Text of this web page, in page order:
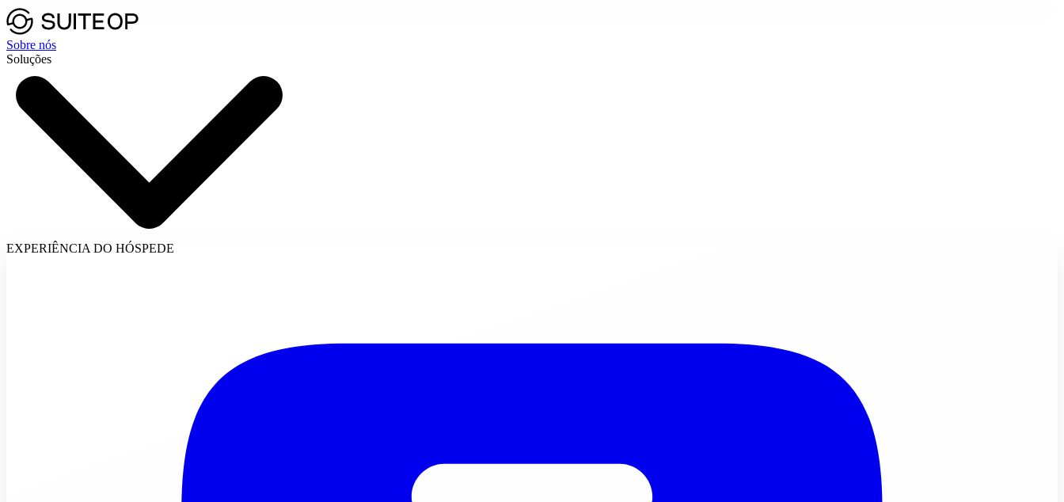
Sobre nós
Soluções
EXPERIÊNCIA DO HÓSPEDE